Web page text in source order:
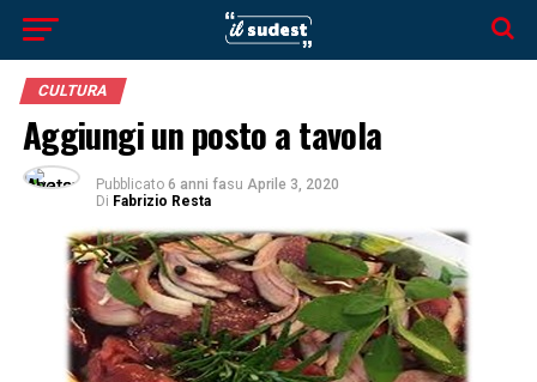
CULTURA
Aggiungi un posto a tavola
Pubblicato 6 anni fasu Aprile 3, 2020
Di Fabrizio Resta